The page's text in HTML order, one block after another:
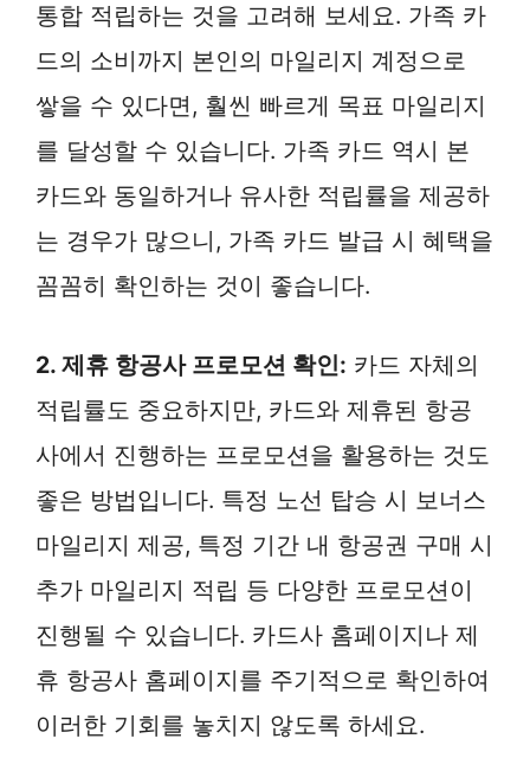
통합 적립하는 것을 고려해 보세요. 가족 카
드의 소비까지 본인의 마일리지 계정으로
쌓을 수 있다면, 훨씬 빠르게 목표 마일리지
를 달성할 수 있습니다. 가족 카드 역시 본
카드와 동일하거나 유사한 적립률을 제공하
는 경우가 많으니, 가족 카드 발급 시 혜택을
꼼꼼히 확인하는 것이 좋습니다.
2. 제휴 항공사 프로모션 확인: 카드 자체의
적립률도 중요하지만, 카드와 제휴된 항공
사에서 진행하는 프로모션을 활용하는 것도
좋은 방법입니다. 특정 노선 탑승 시 보너스
마일리지 제공, 특정 기간 내 항공권 구매 시
추가 마일리지 적립 등 다양한 프로모션이
진행될 수 있습니다. 카드사 홈페이지나 제
휴 항공사 홈페이지를 주기적으로 확인하여
이러한 기회를 놓치지 않도록 하세요.